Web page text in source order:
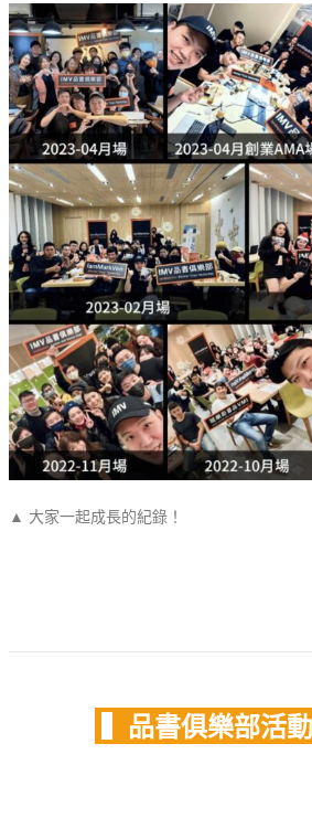
▲ 大家一起成長的紀錄！
▍品書俱樂部活